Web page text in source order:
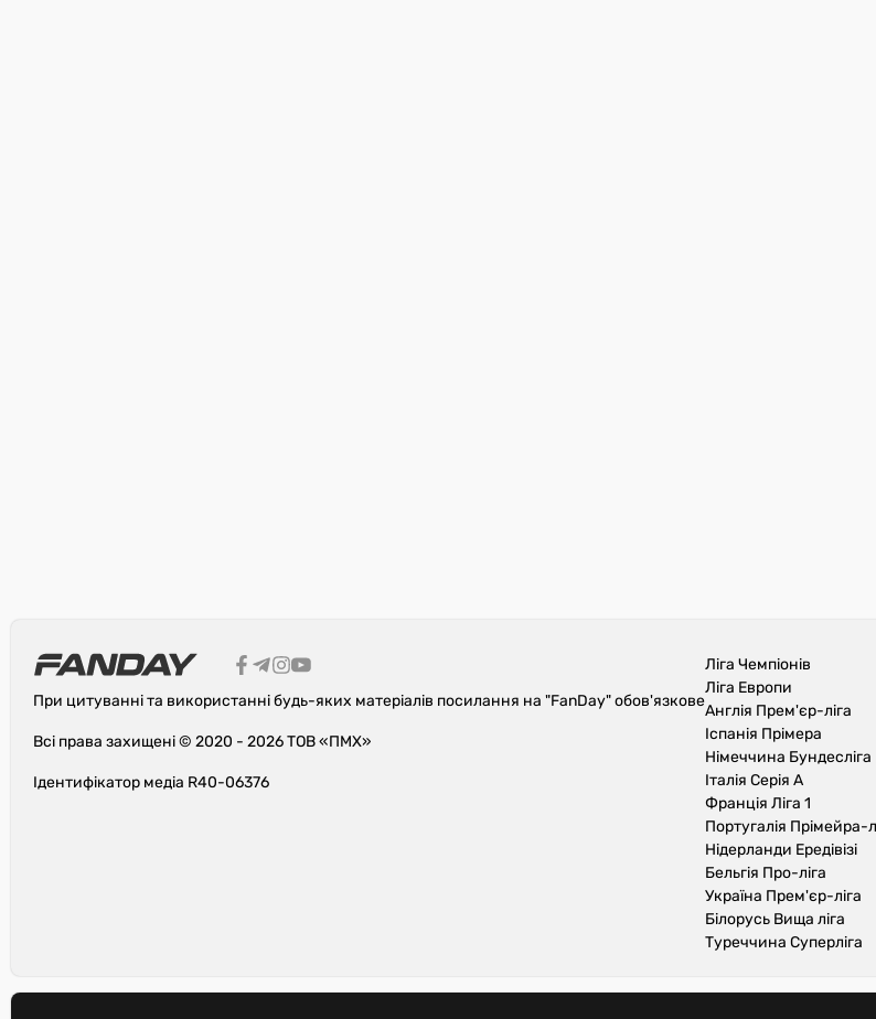
При цитуванні та використанні будь-яких матеріалів посилання на "FanDay" обов'язкове
Всі права захищені © 2020 - 2026 ТОВ «ПМХ»
Ідентифікатор медіа R40-06376
Ліга Чемпіонів
Ліга Европи
Англія Прем'єр-ліга
Іспанія Прімера
Німеччина Бундесліга
Італія Серія А
Франція Ліга 1
Португалія Прімейра-
Нідерланди Ередівізі
Бельгія Про-ліга
Україна Прем'єр-ліга
Білорусь Вища ліга
Туреччина Суперліга